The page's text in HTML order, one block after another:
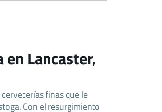
Lancaster,
finas que le
Con el resurgimiento